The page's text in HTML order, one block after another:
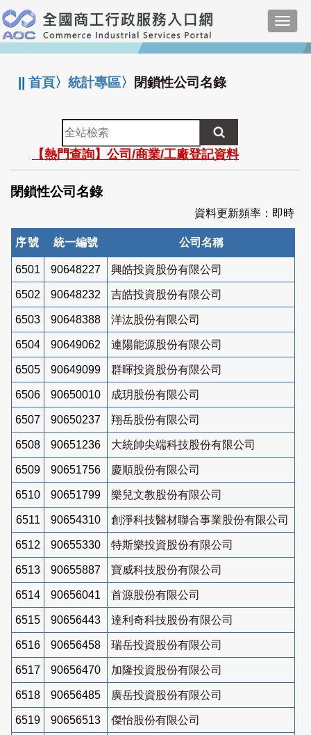
跳
到
主
要
:::
||首頁〉統計專區〉 閉鎖性公司名錄
全
站
檢
索
【熱門查詢】公司/商業/工廠登記資料
閉鎖性公司名錄
資料更新頻率：即時
序號 統一編號 公司名稱
6501 90648227 興皓投資股份有限公司
6502 90648232 吉皓投資股份有限公司
6503 90648388 洋汯股份有限公司
6504 90649062 連陽能源股份有限公司
6505 90649099 群暉投資股份有限公司
6506 90650010 成玥股份有限公司
6507 90650237 翔岳股份有限公司
6508 90651236 大統帥尖端科技股份有限公司
6509 90651756 慶順股份有限公司
6510 90651799 樂兒文教股份有限公司
6511 90654310 創淨科技醫材聯合事業股份有限公司
6512 90655330 特斯樂投資股份有限公司
6513 90655887 寶威科技股份有限公司
6514 90656041 首源股份有限公司
6515 90656443 達利奇科技股份有限公司
6516 90656458 瑞岳投資股份有限公司
6517 90656470 加隆投資股份有限公司
6518 90656485 廣岳投資股份有限公司
6519 90656513 傑怡股份有限公司